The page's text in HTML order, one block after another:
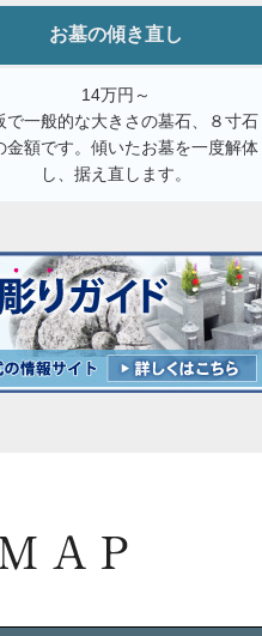
お墓の傾き直し
14万円～
で一般的な大きさの墓石、８寸石
金額です。傾いたお墓を一度解体
し、据え直します。